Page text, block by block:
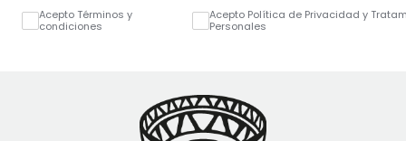
Acepto Términos y
condiciones
Acepto Política de Privacidad y
Personales